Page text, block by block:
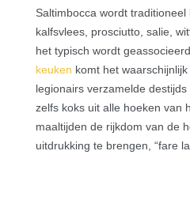
Saltimbocca wordt
kalfsvlees, prosciutto, salie,
het typisch wordt
keuken komt het
legionairs verzamelde
zelfs koks uit alle hoeken van
maaltijden de rijkdom van de
uitdrukking te brengen, “fare